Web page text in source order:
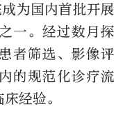
为国内首批开展
一。经过数月探
者筛选、影像评
的规范化诊疗流
经验。